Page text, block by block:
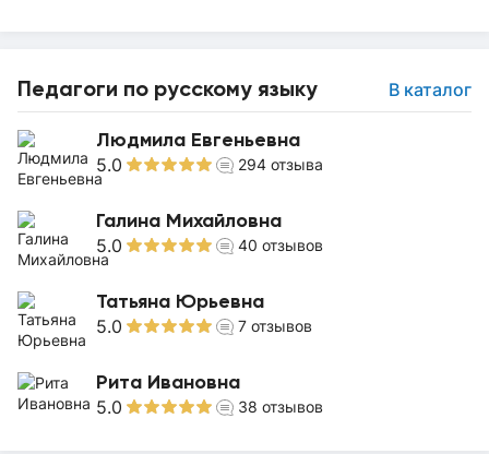
Педагоги по русскому языку В каталог
Людмила Евгеньевна
5.0 294 отзыва
Галина Михайловна
5.0 40 отзывов
Татьяна Юрьевна
5.0 7 отзывов
Рита Ивановна
5.0 38 отзывов